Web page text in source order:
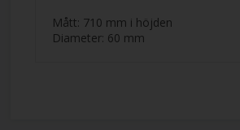
Mått: 710 mm i höjden
Diameter: 60 mm